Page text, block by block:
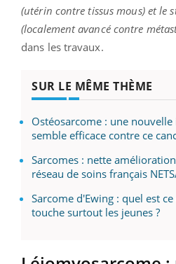
(utérin contre tissus mous) et le
(localement avancé contre
dans les travaux.
SUR LE MÊME THÈME
Ostéosarcome : une
semble efficace contre ce
Sarcomes : nette
réseau de soins français
Sarcome d'Ewing : quel est
touche surtout les jeunes ?